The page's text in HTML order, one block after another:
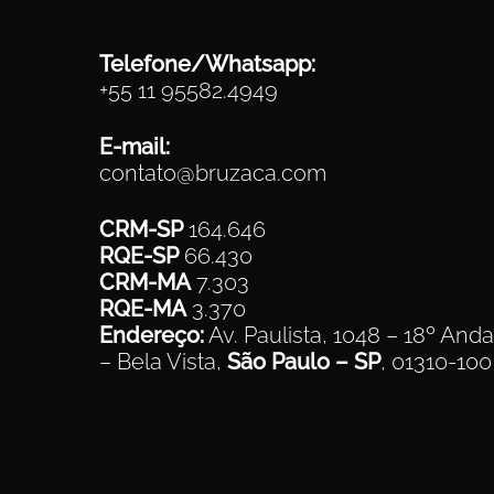
Telefone/Whatsapp:
+55 11 95582.4949
E-mail:
contato@bruzaca.com
CRM-SP164.646
RQE-SP66.430
CRM-MA7.303
RQE-MA3.370
Endereço:Av. Paulista, 1048 – 18º
– Bela Vista,São Paulo – SP, 01310-100